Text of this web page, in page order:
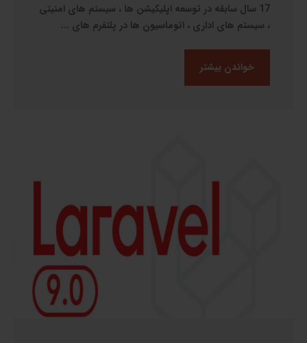
17 سال سابقه در توسعه اپلیکیشن ها ، سیستم های امنیتی
، سیستم های اداری ، اتوماسیون ها در پلتفرم های ...
خواندن بیشتر